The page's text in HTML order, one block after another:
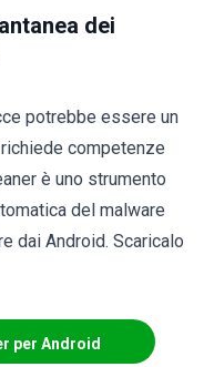
dei
potrebbe essere un
competenze
è uno strumento
del malware
dai Android. Scaricalo
per Android